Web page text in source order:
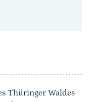
Thüringer Waldes